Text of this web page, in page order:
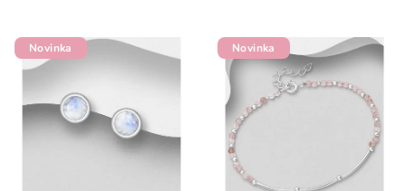
Novinka Novinka